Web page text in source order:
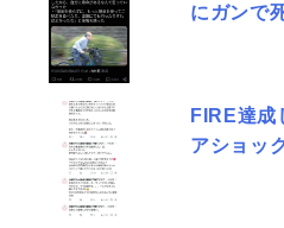
にガンで
FIRE達成
アショッ